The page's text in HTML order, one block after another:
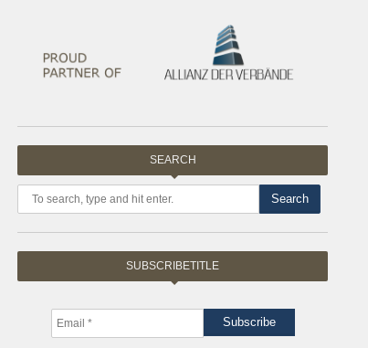
SEARCH
Search
SUBSCRIBETITLE